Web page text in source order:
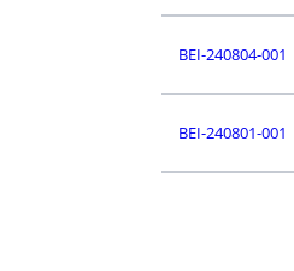
BEI-240804-001
BEI-240801-001